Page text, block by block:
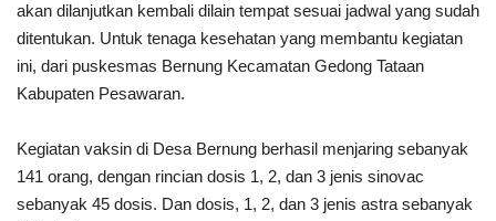
akan dilanjutkan kembali dilain tempat sesuai jadwal yang sudah
ditentukan. Untuk tenaga kesehatan yang membantu kegiatan
ini, dari puskesmas Bernung Kecamatan Gedong Tataan
Kabupaten Pesawaran.
Kegiatan vaksin di Desa Bernung berhasil menjaring sebanyak
141 orang, dengan rincian dosis 1, 2, dan 3 jenis sinovac
sebanyak 45 dosis. Dan dosis, 1, 2, dan 3 jenis astra sebanyak